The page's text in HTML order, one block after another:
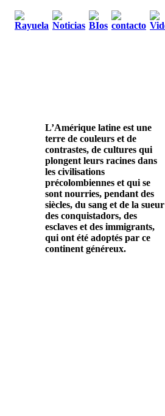
L’Amérique latine est une
terre de couleurs et de
contrastes, de cultures qui
plongent leurs racines dans
les civilisations
précolombiennes et qui se
sont nourries, pendant des
siècles, du sang et de la sueur
des conquistadors, des
esclaves et des immigrants,
qui ont été adoptés par ce
continent généreux.